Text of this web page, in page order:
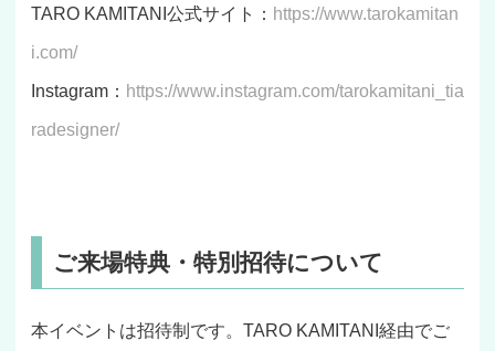
TARO KAMITANI公式サイト： https://www.tarokamitan
i.com/
Instagram： https://www.instagram.com/tarokamitani_tia
radesigner/
ご来場特典・特別招待について
本イベントは招待制です。TARO KAMITANI経由でご